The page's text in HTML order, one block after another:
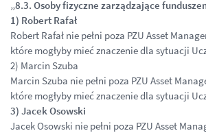
„8.3. Osoby fizyczne zarządzające
1) Robert Rafał
Robert Rafał nie pełni poza PZU Asset
które mogłyby mieć znaczenie dla sytuacji
2) Marcin Szuba
Marcin Szuba nie pełni poza PZU Asset
które mogłyby mieć znaczenie dla sytuacji
3) Jacek Osowski
Jacek Osowski nie pełni poza PZU Asset